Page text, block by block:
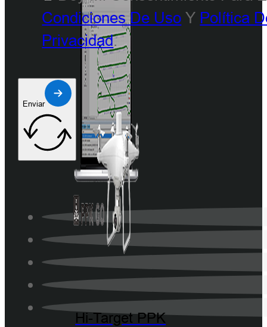
Hi-Target PPK
Condiciones De Uso Y Política
Privacidad.
Enviar